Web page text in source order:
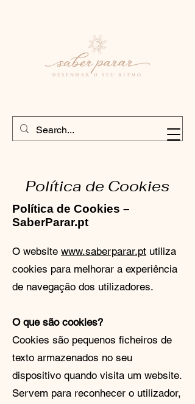
Política de Cookies
Política de Cookies –
SaberParar.pt
O website www.saberparar.pt utiliza
cookies para melhorar a experiência
de navegação dos utilizadores.
O que são cookies?
Cookies são pequenos ficheiros de
texto armazenados no seu
dispositivo quando visita um website.
Servem para reconhecer o utilizador,